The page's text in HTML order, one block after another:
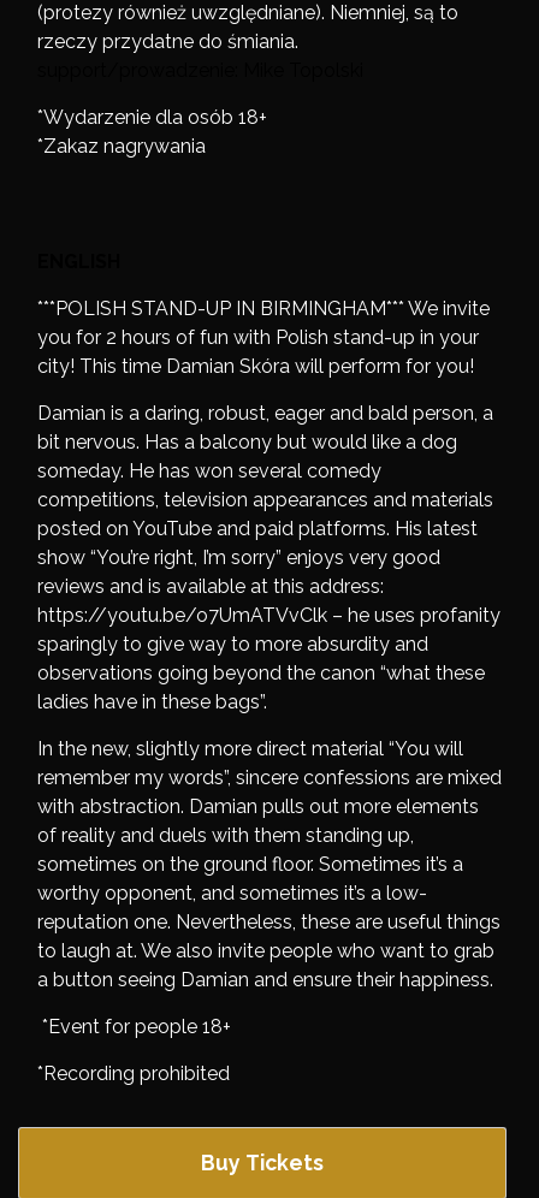
(protezy również uwzględniane). Niemniej, są to
rzeczy przydatne do śmiania.
*Wydarzenie dla osób 18+
*Zakaz nagrywania
***POLISH STAND-UP IN BIRMINGHAM*** We invite
you for 2 hours of fun with Polish stand-up in your
city! This time Damian Skóra will perform for you!
Damian is a daring, robust, eager and bald person, a
bit nervous. Has a balcony but would like a dog
someday. He has won several comedy
competitions, television appearances and materials
posted on YouTube and paid platforms. His latest
show “You’re right, I’m sorry” enjoys very good
reviews and is available at this address:
https://youtu.be/o7UmATVvClk – he uses profanity
sparingly to give way to more absurdity and
observations going beyond the canon “what these
ladies have in these bags”.
In the new, slightly more direct material “You will
remember my words”, sincere confessions are mixed
with abstraction. Damian pulls out more elements
of reality and duels with them standing up,
sometimes on the ground floor. Sometimes it’s a
worthy opponent, and sometimes it’s a low-
reputation one. Nevertheless, these are useful things
to laugh at. We also invite people who want to grab
a button seeing Damian and ensure their happiness.
*Event for people 18+
*Recording prohibited
Buy Tickets